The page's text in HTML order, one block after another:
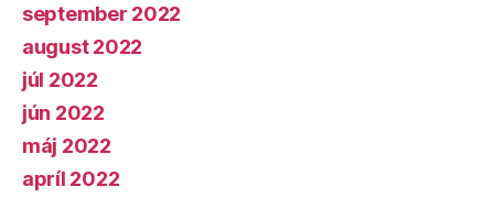
september 2022
august 2022
júl 2022
jún 2022
máj 2022
apríl 2022